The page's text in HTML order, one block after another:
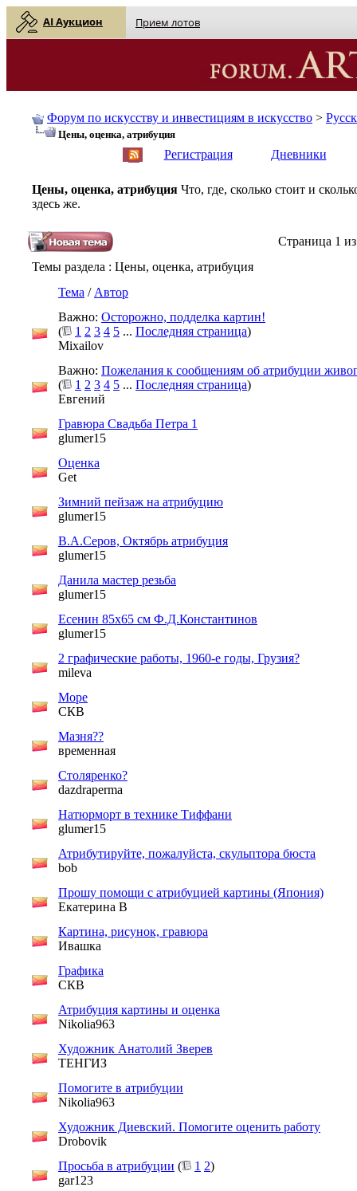
AI Аукцион Прием лотов
Форум по искусству и инвестициям в искусство >
Цены, оценка, атрибуция
Регистрация Дневники
Цены, оценка, атрибуция Что, где, сколько стоит и
здесь же.
Страница 1
Темы раздела : Цены, оценка, атрибуция
Тема / Автор
Важно: Осторожно, подделка картин!
(
1 2 3 4 5 ... Последняя страница)
Mixailov
Важно: Пожелания к сообщениям об атрибуции
(
1 2 3 4 5 ... Последняя страница)
Евгений
Гравюра Свадьба Петра 1
glumer15
Оценка
Get
Зимний пейзаж на атрибуцию
glumer15
В.А.Серов, Октябрь атрибуция
glumer15
Данила мастер резьба
glumer15
Есенин 85х65 см Ф.Д.Константинов
glumer15
2 графические работы, 1960-е годы, Грузия?
mileva
Море
СКВ
Мазня??
временная
Столяренко?
dazdraperma
Натюрморт в технике Тиффани
glumer15
Атрибутируйте, пожалуйста, скульптора бюста
bob
Прошу помощи с атрибуцией картины (Япония)
Екатерина В
Картина, рисунок, гравюра
Ивашка
Графика
СКВ
Атрибуция картины и оценка
Nikolia963
Художник Анатолий Зверев
ТЕНГИЗ
Помогите в атрибуции
Nikolia963
Художник Диевский. Помогите оценить работу
Drobovik
Просьба в атрибуции ( 1 2)
gar123